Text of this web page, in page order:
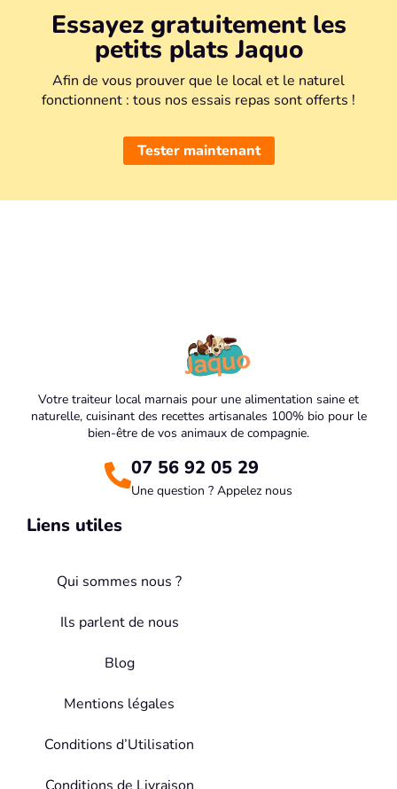
Essayez gratuitement les
petits plats Jaquo
Afin de vous prouver que le local et le naturel
fonctionnent : tous nos essais repas sont offerts !
Tester maintenant
Votre traiteur local marnais pour une alimentation saine et
naturelle, cuisinant des recettes artisanales 100% bio pour le
bien-être de vos animaux de compagnie.
07 56 92 05 29
Une question ? Appelez nous
Liens utiles
Qui sommes nous ?
Ils parlent de nous
Blog
Mentions légales
Conditions d’Utilisation